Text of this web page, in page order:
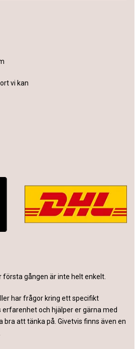
vi kan
gången är inte helt enkelt.
har frågor kring ett specifikt
erfarenhet och hjälper er gärna med
bra att tänka på. Givetvis finns även en